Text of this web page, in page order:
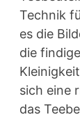
Technik
es die
die
sich eine
das